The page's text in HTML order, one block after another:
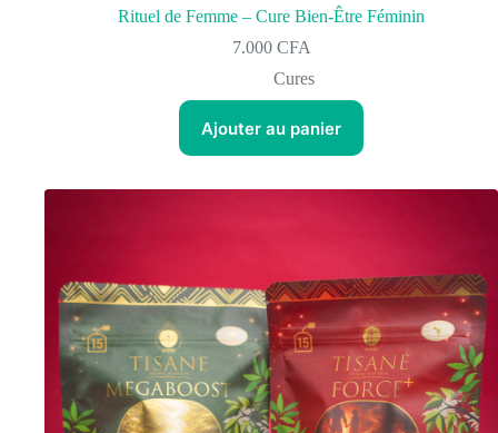
Rituel de Femme – Cure Bien-Être Féminin
7.000 CFA
Cures
Ajouter au panier